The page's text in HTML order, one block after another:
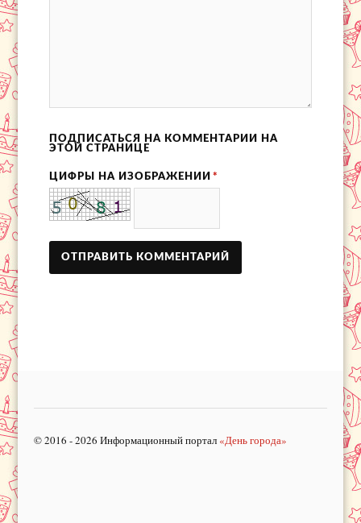
ПОДПИСАТЬСЯ НА КОММЕНТАРИИ НА
ЭТОЙ СТРАНИЦЕ
ЦИФРЫ НА ИЗОБРАЖЕНИИ *
© 2016 - 2026 Информационный портал «День города»